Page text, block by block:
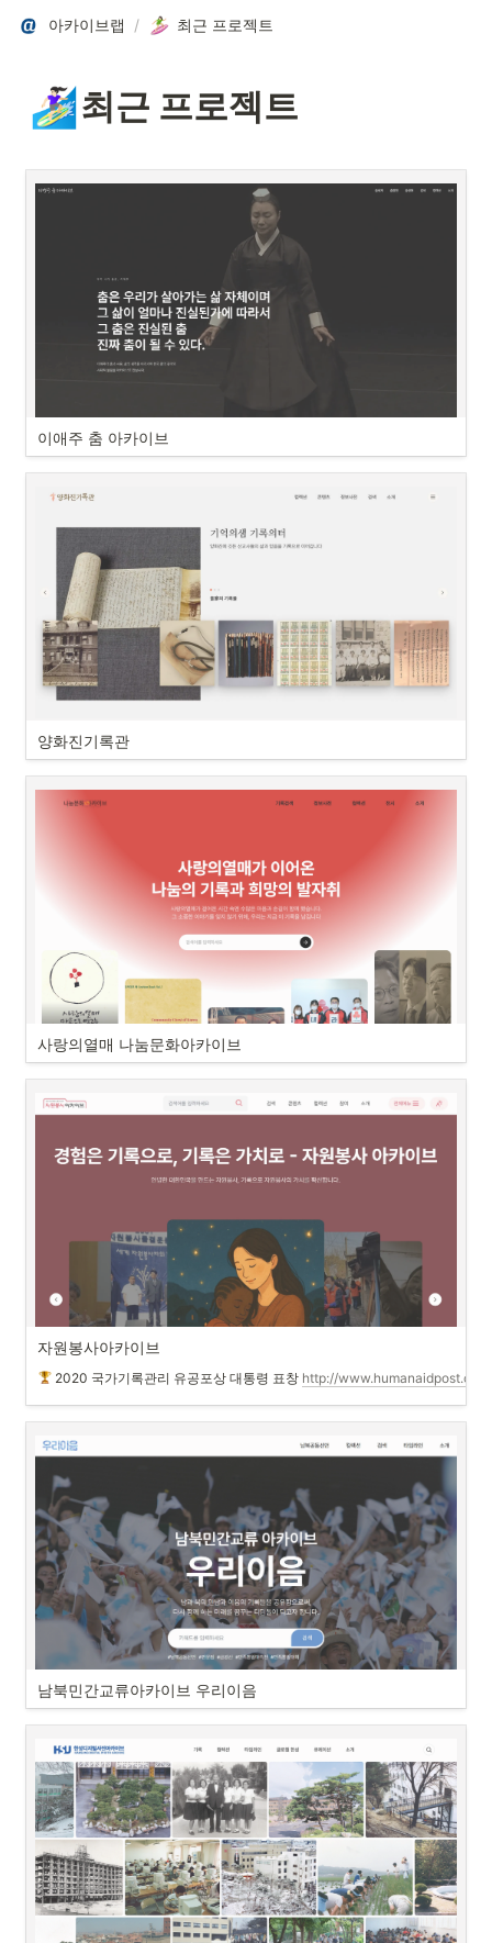
아카이브랩 / 최근 프로젝트
🏄🏻‍♀️최근 프로젝트
이애주 춤 아카이브
양화진기록관
사랑의열매 나눔문화아카이브
자원봉사아카이브
2020 국가기록관리 유공포상 대통령 표창 http://
남북민간교류아카이브 우리이음